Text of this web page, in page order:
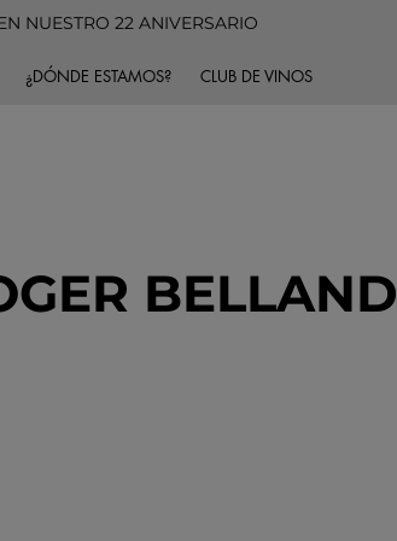
NUESTRO 22 ANIVERSARIO
¿DÓNDE ESTAMOS? CLUB DE VINOS
BELLAND